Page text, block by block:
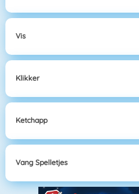
Vis
Klikker
Ketchapp
Vang Spelletjes